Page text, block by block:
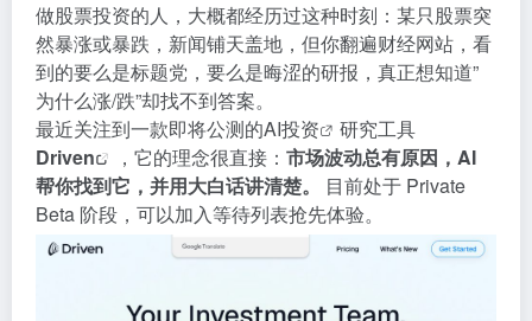
做股票投资的人，大概都经历过这种时刻：某只股票突
然暴涨或暴跌，新闻铺天盖地，但你翻遍财经网站，看
到的要么是标题党，要么是晦涩的研报，真正想知道”
为什么涨/跌”却找不到答案。
最近关注到一款即将公测的AI投资
研究工具
Driven
，它的理念很直接： 市场波动总有原因，AI
帮你找到它，并用大白话讲清楚。
目前处于 Private
Beta 阶段，可以加入等待列表抢先体验。